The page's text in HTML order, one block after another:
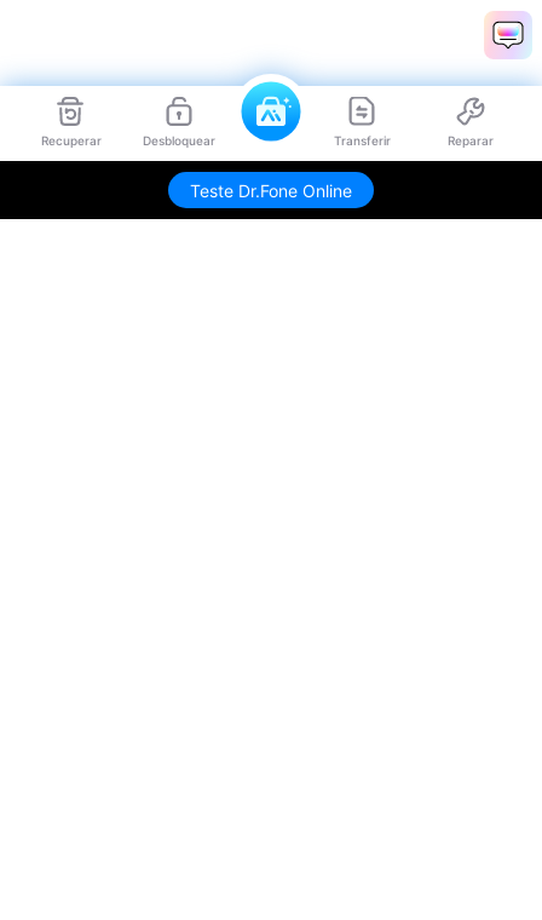
Recuperar Desbloquear Transferir Reparar
Teste Dr.Fone Online